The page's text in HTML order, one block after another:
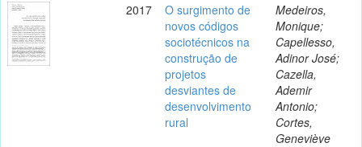
2017
O surgimento de
novos códigos
sociotécnicos na
construção de
projetos
desviantes de
desenvolvimento
rural
Medeiros,
Monique;
Capellesso,
Adinor José;
Cazella,
Ademir
Antonio;
Cortes,
Geneviève